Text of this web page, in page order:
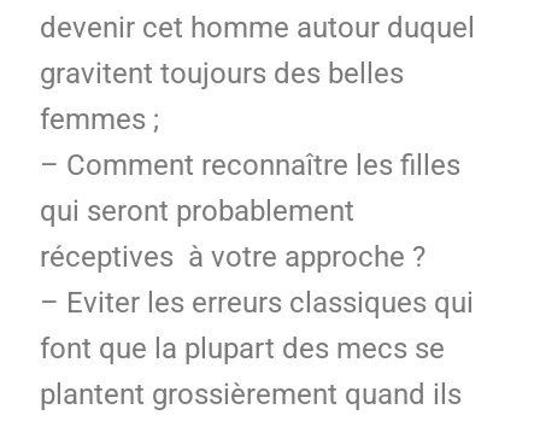
devenir cet homme autour duquel
gravitent toujours des belles
femmes ;
– Comment reconnaître les filles
qui seront probablement
réceptives à votre approche ?
– Eviter les erreurs classiques qui
font que la plupart des mecs se
plantent grossièrement quand ils